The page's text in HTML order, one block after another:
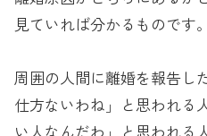
見ていれば分かるものです。
周囲の人間に離婚を報告し
仕方ないわね」と思われる
い人なんだわ」と思われる